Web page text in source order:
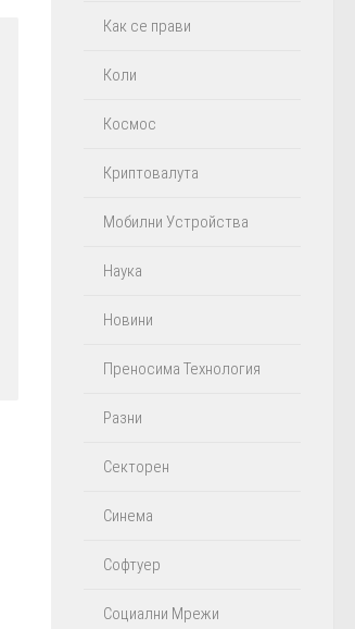
Как се прави
Коли
Космос
Криптовалута
Мобилни Устройства
Наука
Новини
Преносима Технология
Разни
Секторен
Синема
Софтуер
Социални Мрежи